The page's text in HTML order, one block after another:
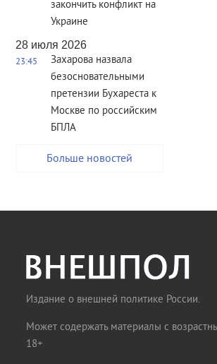
закончить конфликт на
Украине
28 июля 2026
23:45
Захарова назвала
безосновательными
претензии Бухареста к
Москве по российским
БПЛА
Больше новостей
Издание о внешней политике России.
Может содержать материалы с
18+